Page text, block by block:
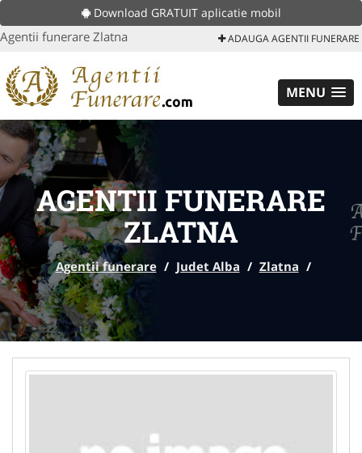
Download GRATUIT aplicatie mobil
Agentii funerare Zlatna ADAUGA AGENTII FUNERARE
MENU
AGENTII FUNERARE
ZLATNA
Agentii funerare / Judet Alba / Zlatna /